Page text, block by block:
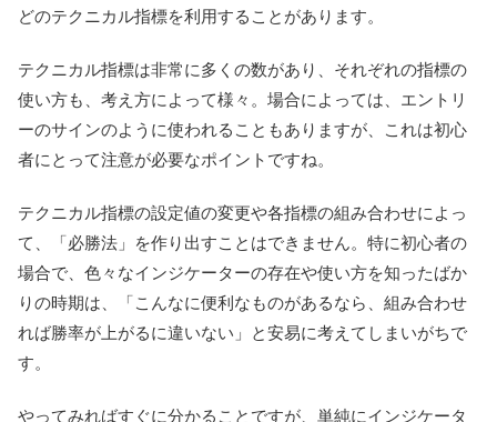
どのテクニカル指標を利用することがあります。
テクニカル指標は非常に多くの数があり、それぞれの指標の
使い方も、考え方によって様々。場合によっては、エントリ
ーのサインのように使われることもありますが、これは初心
者にとって注意が必要なポイントですね。
テクニカル指標の設定値の変更や各指標の組み合わせによっ
て、「必勝法」を作り出すことはできません。特に初心者の
場合で、色々なインジケーターの存在や使い方を知ったばか
りの時期は、「こんなに便利なものがあるなら、組み合わせ
れば勝率が上がるに違いない」と安易に考えてしまいがちで
す。
やってみればすぐに分かることですが、単純にインジケータ